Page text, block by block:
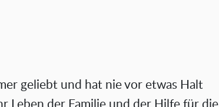
geliebt und hat nie vor etwas Halt
Leben der Familie und der Hilfe für die